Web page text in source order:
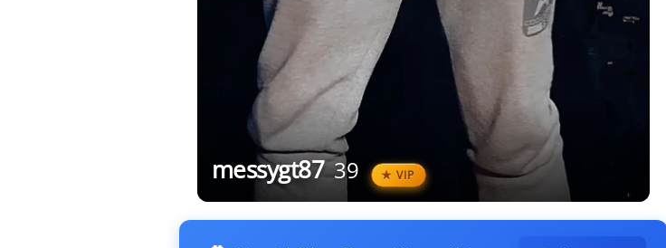
messygt87 39 VIP